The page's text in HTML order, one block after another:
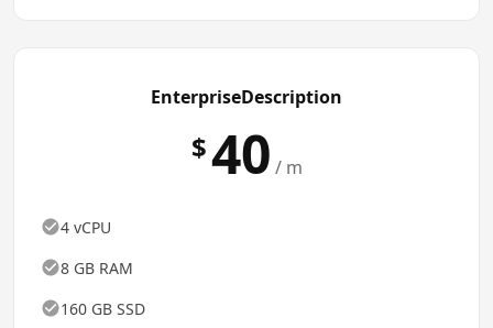
EnterpriseDescription
$40 / m
4 vCPU
8 GB RAM
160 GB SSD